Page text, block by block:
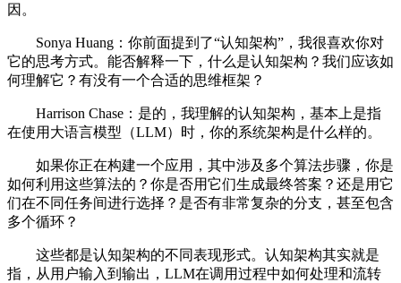
因。
Sonya Huang：你前面提到了“认知架构”，我很喜欢你对
它的思考方式。能否解释一下，什么是认知架构？我们应该如
何理解它？有没有一个合适的思维框架？
Harrison Chase：是的，我理解的认知架构，基本上是指
在使用大语言模型（LLM）时，你的系统架构是什么样的。
如果你正在构建一个应用，其中涉及多个算法步骤，你是
如何利用这些算法的？你是否用它们生成最终答案？还是用它
们在不同任务间进行选择？是否有非常复杂的分支，甚至包含
多个循环？
这些都是认知架构的不同表现形式。认知架构其实就是
指，从用户输入到输出，LLM在调用过程中如何处理和流转